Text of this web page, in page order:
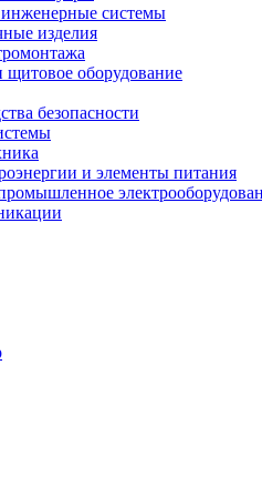
системы
изделия
щитовое оборудование
безопасности
и элементы питания